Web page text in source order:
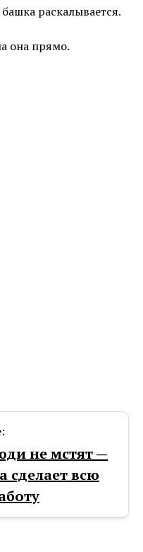
раскалывается.
она прямо.
не мстят —
сделает всю